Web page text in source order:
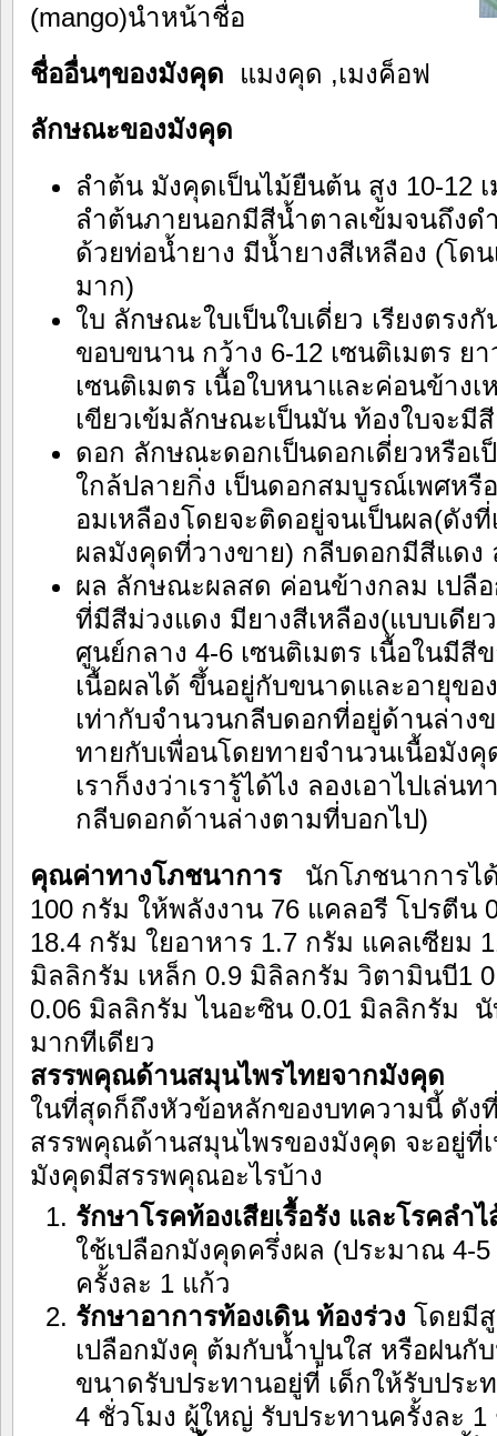
(mango)นำหน้าชื่อ
ชื่ออื่นๆของมังคุด แมงคุด ,เมงค็อฟ
ลักษณะของมังคุด
ลำต้น มังคุดเป็นไม้ยืนต้น สูง 10-12
ลำต้นภายนอกมีสีน้ำตาลเข้มจนถึงด
ด้วยท่อน้ำยาง มีน้ำยางสีเหลือง (โด
มาก)
ใบ ลักษณะใบเป็นใบเดี่ยว เรียงตรง
ขอบขนาน กว้าง 6-12 เซนติเมตร ย
เซนติเมตร เนื้อใบหนาและค่อนข้าง
เขียวเข้มลักษณะเป็นมัน ท้องใบจะมี
ดอก ลักษณะดอกเป็นดอกเดี่ยวหรือเ
ใกล้ปลายกิ่ง เป็นดอกสมบูรณ์เพศหรื
อมเหลืองโดยจะติดอยู่จนเป็นผล(ดัง
ผลมังคุดที่วางขาย) กลีบดอกมีสีแด
ผล ลักษณะผลสด ค่อนข้างกลม เปลื
ที่มีสีม่วงแดง มียางสีเหลือง(แบบเดี
ศูนย์กลาง 4-6 เซนติเมตร เนื้อในมีสี
เนื้อผลได้ ขึ้นอยู่กับขนาดและอายุขอ
เท่ากับจำนวนกลีบดอกที่อยู่ด้านล่าง
ทายกับเพื่อนโดยทายจำนวนเนื้อมัง
เราก็งงว่าเรารู้ได้ไง ลองเอาไปเล่น
กลีบดอกด้านล่างตามที่บอกไป)
คุณค่าทางโภชนาการนักโภชนาการไ
100 กรัม ให้พลังงาน 76 แคลอรี โปรตีน
18.4 กรัม ใยอาหาร 1.7 กรัม แคลเซียม
มิลลิกรัม เหล็ก 0.9 มิลิลกรัม วิตามินบี1
0.06 มิลลิกรัม ไนอะซิน 0.01 มิลลิกรัม
มากทีเดียว
สรรพคุณด้านสมุนไพรไทยจากมังคุด
ในที่สุดก็ถึงหัวข้อหลักของบทความนี้ ดัง
สรรพคุณด้านสมุนไพรของมังคุด จะอยู่ที่
มังคุดมีสรรพคุณอะไรบ้าง
รักษาโรคท้องเสียเรื้อรัง และโรคลำไ
ใช้เปลือกมังคุดครึ่งผล (ประมาณ 4-
ครั้งละ 1 แก้ว
รักษาอาการท้องเดิน ท้องร่วง โดยมี
เปลือกมังคุ ต้มกับน้ำปูนใส หรือฝนกั
ขนาดรับประทานอยู่ที่ เด็กให้รับประ
4 ชั่วโมง ผู้ใหญ่ รับประทานครั้งละ